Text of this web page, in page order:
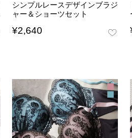
シンプルレースデザインブラジ
ャー＆ショーツセット
¥2,640